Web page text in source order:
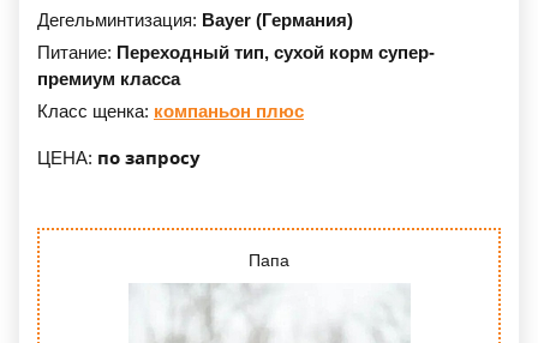
Дегельминтизация: Bayer (Германия)
Питание: Переходный тип, сухой корм супер-
премиум класса
Класс щенка: компаньон плюс
ЦЕНА: по запросу
Папа